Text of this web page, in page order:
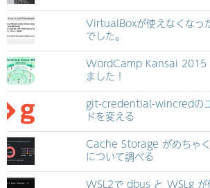
VirtualBoxが使えなくなっ
でした。
WordCamp Kansai 2015
ました！
git-credential-wincredの
ドを変える
Cache Storage がめちゃ
について調べる
WSL2で dbus と WSLg が